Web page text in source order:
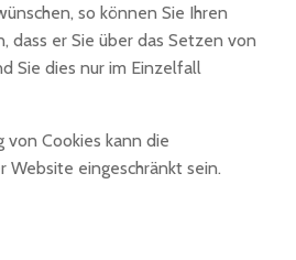
so können Sie Ihren
dass er Sie über das Setzen von
Sie dies nur im Einzelfall
von Cookies kann die
Website eingeschränkt sein.